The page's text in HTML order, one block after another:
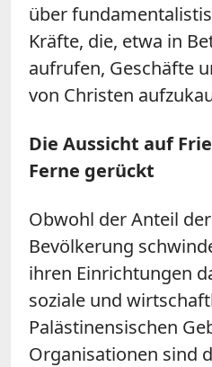
über
Kräfte, die, etwa in
aufrufen, Geschäfte
von Christen
Die Aussicht auf
Ferne gerückt
Obwohl der Anteil
Bevölkerung
ihren Einrichtungen
soziale und
Palästinensischen
Organisationen sind